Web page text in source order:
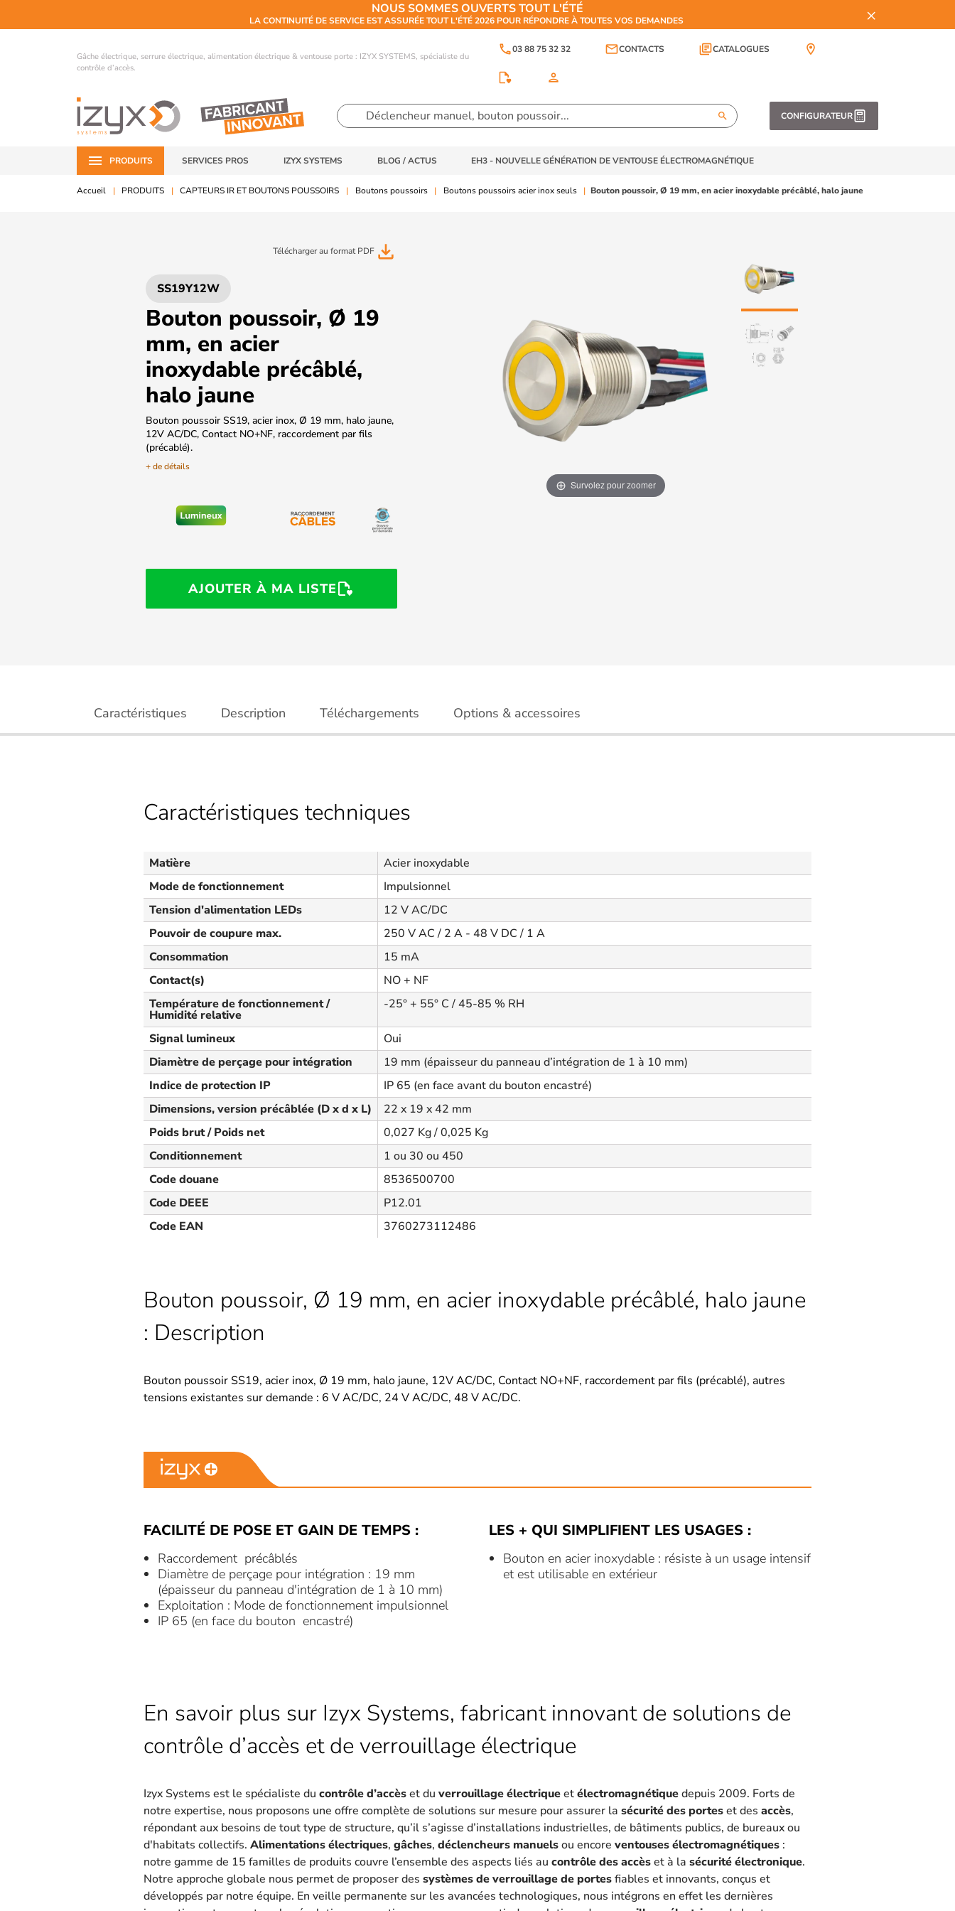
NOUS SOMMES OUVERTS TOUT L'ÉTÉ
LA CONTINUITÉ DE SERVICE EST ASSURÉE TOUT L'ÉTÉ 2026 POUR RÉPONDRE À TOUTES VOS DEMANDES ×
Gâche électrique, serrure électrique, alimentation électrique & ventouse porte : IZYX SYSTEMS, spécialiste du
contrôle d’accès.
phone03 88 75 32 32 emailCONTACTS library_booksCATALOGUES
location_on
person
search CONFIGURATEUR
PRODUITS SERVICES PROS IZYX SYSTEMS BLOG / ACTUS EH3 - NOUVELLE GÉNÉRATION DE VENTOUSE ÉLECTROMAGNÉTIQUE
Accueil PRODUITS CAPTEURS IR ET BOUTONS POUSSOIRS Boutons poussoirs Boutons poussoirs acier inox seuls Bouton poussoir, Ø 19 mm, en acier inoxydable précâblé, halo jaune
Télécharger au format PDF file_download
SS19Y12W
Bouton poussoir, Ø 19
mm, en acier
inoxydable précâblé,
halo jaune
Bouton poussoir SS19, acier inox, Ø 19 mm, halo jaune,
12V AC/DC, Contact NO+NF, raccordement par fils
(précablé).
+ de détails
AJOUTER À MA LISTE
Survolez pour zoomer
Caractéristiques Description Téléchargements Options & accessoires
Caractéristiques techniques
Matière
Acier inoxydable
Mode de fonctionnement
Impulsionnel
Tension d'alimentation LEDs
12 V AC/DC
Pouvoir de coupure max.
250 V AC / 2 A - 48 V DC / 1 A
Consommation
15 mA
Contact(s)
NO + NF
Température de fonctionnement /
Humidité relative
-25° + 55° C / 45-85 % RH
Signal lumineux
Oui
Diamètre de perçage pour intégration
19 mm (épaisseur du panneau d’intégration de 1 à 10 mm)
Indice de protection IP
IP 65 (en face avant du bouton encastré)
Dimensions, version précâblée (D x d x L)
22 x 19 x 42 mm
Poids brut / Poids net
0,027 Kg / 0,025 Kg
Conditionnement
1 ou 30 ou 450
Code douane
8536500700
Code DEEE
P12.01
Code EAN
3760273112486
Bouton poussoir, Ø 19 mm, en acier inoxydable précâblé, halo jaune
: Description
Bouton poussoir SS19, acier inox, Ø 19 mm, halo jaune, 12V AC/DC, Contact NO+NF, raccordement par fils (précablé), autres
tensions existantes sur demande : 6 V AC/DC, 24 V AC/DC, 48 V AC/DC.
FACILITÉ DE POSE ET GAIN DE TEMPS :
Raccordement précâblés
Diamètre de perçage pour intégration : 19 mm
(épaisseur du panneau d'intégration de 1 à 10 mm)
Exploitation : Mode de fonctionnement impulsionnel
IP 65 (en face du bouton encastré)
LES + QUI SIMPLIFIENT LES USAGES :
Bouton en acier inoxydable : résiste à un usage intensif
et est utilisable en extérieur
En savoir plus sur Izyx Systems, fabricant innovant de solutions de
contrôle d’accès et de verrouillage électrique
Izyx Systems est le spécialiste du contrôle d’accèset du verrouillage électriqueetélectromagnétiquedepuis 2009. Forts de
notre expertise, nous proposons une offre complète de solutions sur mesure pour assurer la sécurité des porteset des accès,
répondant aux besoins de tout type de structure, qu’il s’agisse d’installations industrielles, de bâtiments publics, de bureaux ou
d'habitats collectifs. Alimentations électriques, gâches, déclencheurs manuelsou encore ventouses électromagnétiques :
notre gamme de 15 familles de produits couvre l’ensemble des aspects liés au contrôle des accèset à la sécurité électronique.
Notre approche globale nous permet de proposer des systèmes de verrouillage de portesfiables et innovants, conçus et
développés par notre équipe. En veille permanente sur les avancées technologiques, nous intégrons en effet les dernières